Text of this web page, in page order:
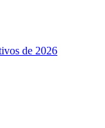
de 2026